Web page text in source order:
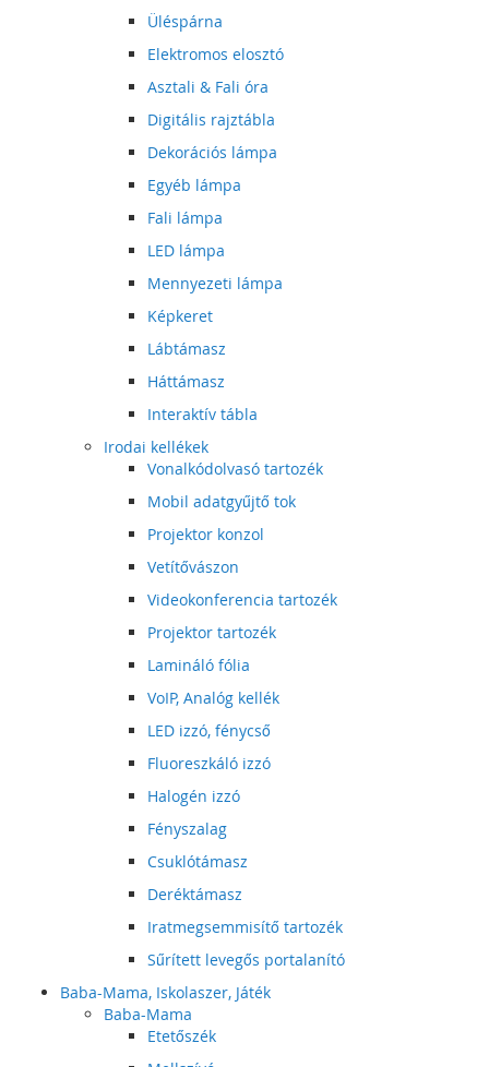
Üléspárna
Elektromos elosztó
Asztali & Fali óra
Digitális rajztábla
Dekorációs lámpa
Egyéb lámpa
Fali lámpa
LED lámpa
Mennyezeti lámpa
Képkeret
Lábtámasz
Háttámasz
Interaktív tábla
Irodai kellékek
Vonalkódolvasó tartozék
Mobil adatgyűjtő tok
Projektor konzol
Vetítővászon
Videokonferencia tartozék
Projektor tartozék
Lamináló fólia
VoIP, Analóg kellék
LED izzó, fénycső
Fluoreszkáló izzó
Halogén izzó
Fényszalag
Csuklótámasz
Deréktámasz
Iratmegsemmisítő tartozék
Sűrített levegős portalanító
Baba-Mama, Iskolaszer, Játék
Baba-Mama
Etetőszék